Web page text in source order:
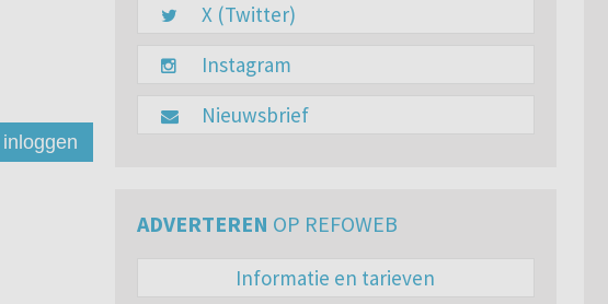
inloggen
X (Twitter)
Instagram
Nieuwsbrief
ADVERTEREN OP REFOWEB
Informatie en tarieven